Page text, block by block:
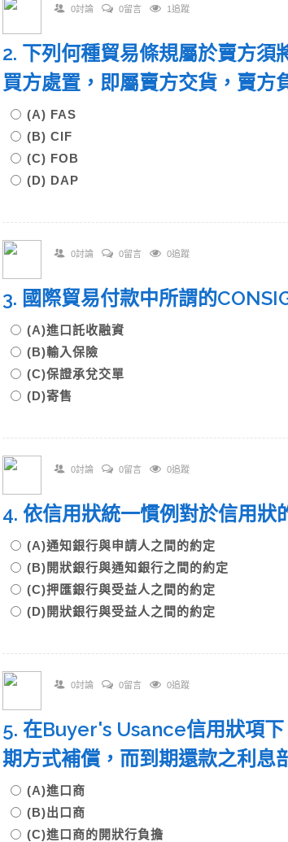
0討論 0留言 1追蹤
2. 下列何種貿易條規屬於賣方須
買方處置，即屬賣方交貨，賣
(A) FAS
(B) CIF
(C) FOB
(D) DAP
0討論 0留言 0追蹤
3. 國際貿易付款中所謂的
(A)進口託收融資
(B)輸入保險
(C)保證承兌交單
(D)寄售
0討論 0留言 0追蹤
4. 依信用狀統一慣例對於信用
(A)通知銀行與申請人之間的約定
(B)開狀銀行與通知銀行之間的約定
(C)押匯銀行與受益人之間的約定
(D)開狀銀行與受益人之間的約定
0討論 0留言 0追蹤
5. 在Buyer's Usance信用狀項
期方式補償，而到期還款之利
(A)進口商
(B)出口商
(C)進口商的開狀行負擔